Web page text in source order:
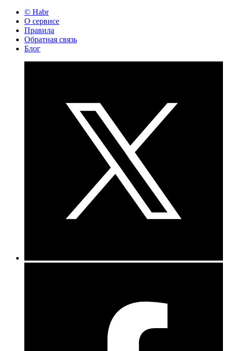
© Habr
О сервисе
Правила
Обратная связь
Блог